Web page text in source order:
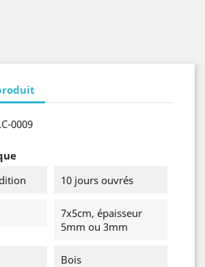
0009
10 jours ouvrés
7x5cm, épaisseur
5mm ou 3mm
Bois